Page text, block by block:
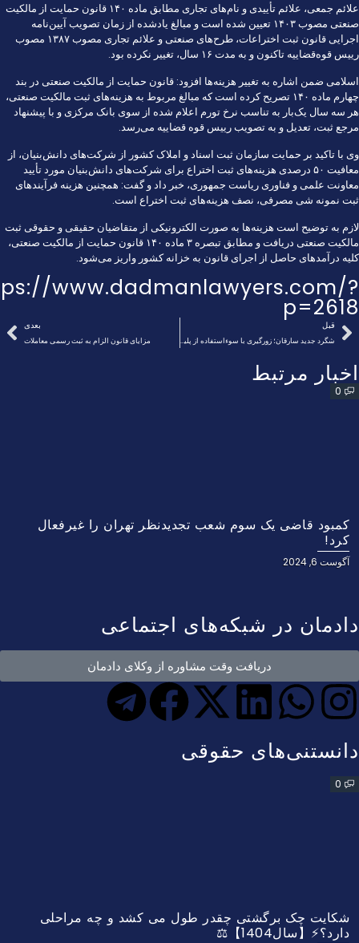
علائم جمعی، علائم تأییدی و نام‌های تجاری مطابق ماده ۱۴۰ قانون حمایت از مالکیت
صنعتی مصوب ۱۴۰۳ تعیین شده است و مبالغ یادشده از زمان تصویب آیین‌نامه
اجرایی قانون ثبت اختراعات، طرح‌های صنعتی و علائم تجاری مصوب ۱۳۸۷ مصوب
رییس قوه‌قضاییه تاکنون و به مدت ۱۶ سال، تغییر نکرده بود.
اسلامی ضمن اشاره به تغییر هزینه‌ها افزود: قانون حمایت از مالکیت صنعتی در بند
چهارم ماده ۱۴۰ تصریح کرده است که مبالغ مربوط به هزینه‌های ثبت مالکیت صنعتی،
هر سه سال یک‌بار به تناسب نرخ تورم اعلام شده از سوی بانک مرکزی و با پیشنهاد
مرجع ثبت، تعدیل و به تصویب رییس قوه قضاییه می‌رسد.
وی با تاکید بر حمایت سازمان ثبت اسناد و املاک کشور از شرکت‌های دانش‌بنیان، از
معافیت ۵۰ درصدی هزینه‌های ثبت اختراع برای شرکت‌های دانش‌بنیان مورد تأیید
معاونت علمی و فناوری ریاست جمهوری، خبر داد و گفت: همچنین هزینه فرآیندهای
ثبت نمونه شی مصرفی، نصف هزینه‌های ثبت اختراع است.
لازم به توضیح است هزینه‌ها به صورت الکترونیکی از متقاضیان حقیقی و حقوقی ثبت
مالکیت صنعتی دریافت و مطابق تبصره ۳ ماده ۱۴۰ قانون حمایت از مالکیت صنعتی،
کلیه درآمدهای حاصل از اجرای قانون به خزانه کشور واریز می‌شود.
www.dadmanlawyers.com/?
p=2618
قبل
شگرد جدید سارقان؛ زورگیری با سوءاستفاده از پلیس!
بعدی
مزایای قانون الزام به ثبت رسمی معاملات
اخبار مرتبط
0
کمبود قاضی یک سوم شعب تجدیدنظر تهران را غیرفعال
کرد!
آگوست 6, 2024
دادمان در شبکه‌های اجتماعی
دریافت وقت مشاوره از وکلای دادمان
دانستنی‌های حقوقی
0
شکایت چک برگشتی چقدر طول می کشد و چه مراحلی
دارد؟⚡【سال1404】⚖️